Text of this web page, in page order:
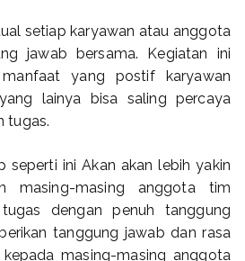
setiap karyawan atau anggota
jawab bersama. Kegiatan ini
yang postif karyawan
lainya bisa saling percaya
tugas.
seperti ini Akan akan lebih yakin
masing-masing anggota tim
dengan penuh tanggung
tanggung jawab dan rasa
masing-masing anggota